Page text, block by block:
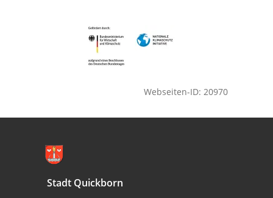
Webseiten-ID: 20970
Stadt Quickborn